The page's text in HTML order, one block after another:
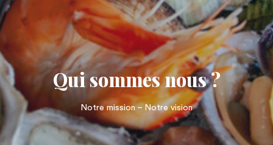
Qui sommes nous ?
Notre mission – Notre vision